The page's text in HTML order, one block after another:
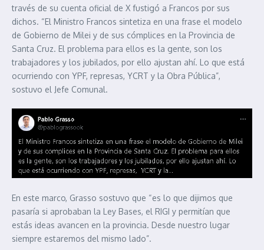
través de su cuenta oficial de X fustigó a Francos por sus
dichos. “El Ministro Francos sintetiza en una frase el modelo
de Gobierno de Milei y de sus cómplices en la Provincia de
Santa Cruz. El problema para ellos es la gente, son los
trabajadores y los jubilados, por ello ajustan ahí. Lo que está
ocurriendo con YPF, represas, YCRT y la Obra Pública”,
sostuvo el Jefe Comunal.
En este marco, Grasso sostuvo que “es lo que dijimos que
pasaría si aprobaban la Ley Bases, el RIGI y permitían que
estás ideas avancen en la provincia. Desde nuestro lugar
siempre estaremos del mismo lado”.